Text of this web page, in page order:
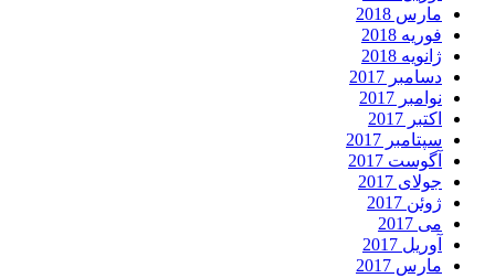
مارس 2018
فوریه 2018
ژانویه 2018
دسامبر 2017
نوامبر 2017
اکتبر 2017
سپتامبر 2017
آگوست 2017
جولای 2017
ژوئن 2017
می 2017
آوریل 2017
مارس 2017